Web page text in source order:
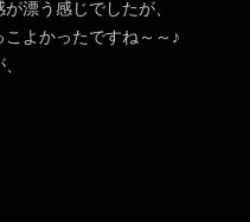
漂う感じでしたが、
よかったですね～～♪